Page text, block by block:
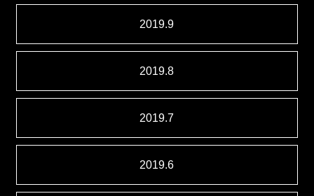
2019.9
2019.8
2019.7
2019.6